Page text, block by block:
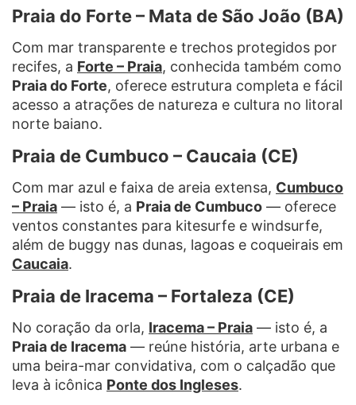
Praia do Forte – Mata de São João (BA)
Com mar transparente e trechos protegidos por
recifes, a Forte – Praia, conhecida também como
Praia do Forte, oferece estrutura completa e fácil
acesso a atrações de natureza e cultura no litoral
norte baiano.
Praia de Cumbuco – Caucaia (CE)
Com mar azul e faixa de areia extensa, Cumbuco
– Praia — isto é, a Praia de Cumbuco — oferece
ventos constantes para kitesurfe e windsurfe,
além de buggy nas dunas, lagoas e coqueirais em
Caucaia.
Praia de Iracema – Fortaleza (CE)
No coração da orla, Iracema – Praia — isto é, a
Praia de Iracema — reúne história, arte urbana e
uma beira-mar convidativa, com o calçadão que
leva à icônica Ponte dos Ingleses.